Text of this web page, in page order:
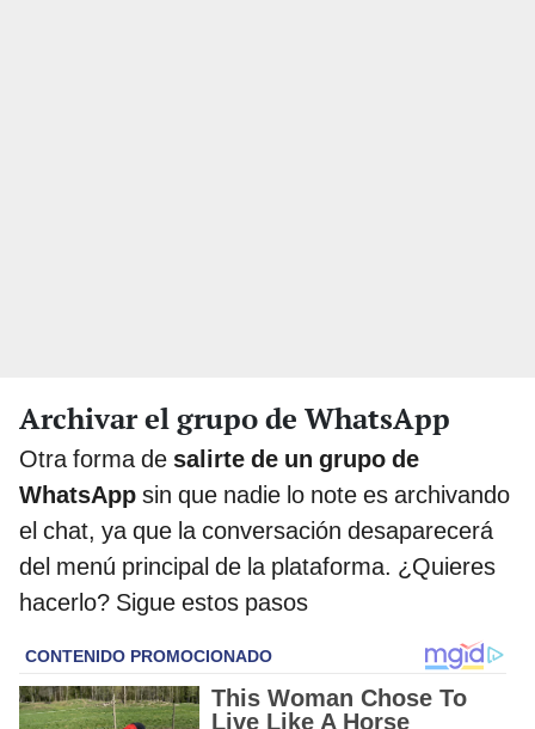
Archivar el grupo de WhatsApp
Otra forma de salirte de un grupo de
WhatsApp sin que nadie lo note es archivando
el chat, ya que la conversación desaparecerá
del menú principal de la plataforma. ¿Quieres
hacerlo? Sigue estos pasos